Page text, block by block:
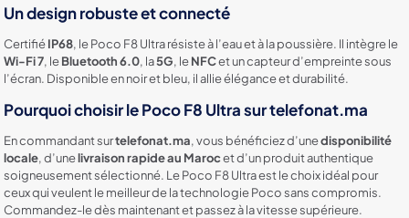
Un design robuste et connecté
CertifiéIP68, le Poco F8 Ultra résiste à l’eau et à la poussière. Il intègre le
Wi-Fi 7, leBluetooth 6.0, la5G, leNFCet un capteur d’empreinte sous
l’écran. Disponible en noir et bleu, il allie élégance et durabilité.
Pourquoi choisir le Poco F8 Ultra sur telefonat.ma
En commandant surtelefonat.ma, vous bénéficiez d’unedisponibilité
locale, d’unelivraison rapide au Marocet d’un produit authentique
soigneusement sélectionné. Le Poco F8 Ultra est le choix idéal pour
ceux qui veulent le meilleur de la technologie Poco sans compromis.
Commandez-le dès maintenant et passez à la vitesse supérieure.